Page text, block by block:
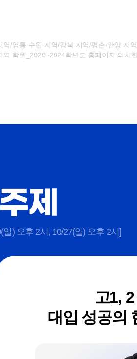
역/영통·수원 지역/강북 지역/평촌·안양
역 학원_2020~2024학년도 홈페이지 의
) 오후 2시, 10/27(일) 오후 2시]
고1,
대입 성공의